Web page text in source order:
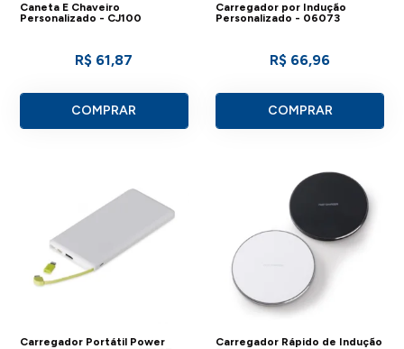
Caneta E Chaveiro
Personalizado - CJ100
R$ 61,87
COMPRAR
Carregador por Indução
Personalizado - 06073
R$ 66,96
COMPRAR
Carregador Portátil Power
Carregador Rápido de Indução